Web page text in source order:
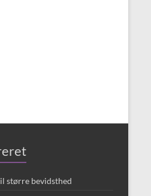
større bevidsthed